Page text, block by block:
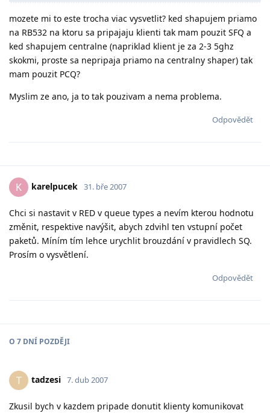
mozete mi to este trocha viac vysvetlit? ked shapujem priamo
na RB532 na ktoru sa pripajaju klienti tak mam pouzit SFQ a
ked shapujem centralne (napriklad klient je za 2-3 5ghz
skokmi, proste sa nepripaja priamo na centralny shaper) tak
mam pouzit PCQ?
Myslim ze ano, ja to tak pouzivam a nema problema.
Odpovědět
K karelpucek 31. bře 2007
Chci si nastavit v RED v queue types a nevím kterou hodnotu
změnit, respektive navýšit, abych zdvihl ten vstupní počet
paketů. Míním tím lehce urychlit brouzdání v pravidlech SQ.
Prosím o vysvětlení.
Odpovědět
O 7 DNÍ POZDĚJI
T tadzesi 7. dub 2007
Zkusil bych v kazdem pripade donutit klienty komunikovat